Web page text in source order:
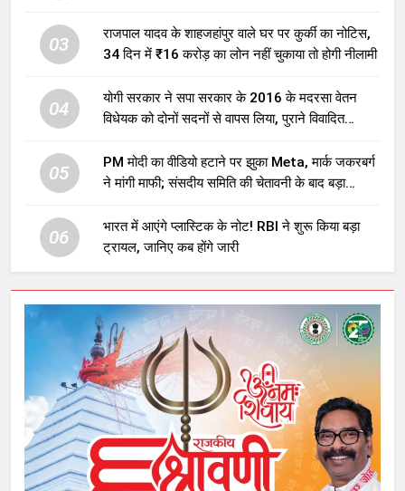
03
राजपाल यादव के शाहजहांपुर वाले घर पर कुर्की का नोटिस,
34 दिन में ₹16 करोड़ का लोन नहीं चुकाया तो होगी नीलामी
04
योगी सरकार ने सपा सरकार के 2016 के मदरसा वेतन
विधेयक को दोनों सदनों से वापस लिया, पुराने विवादित
05
PM मोदी का वीडियो हटाने पर झुका Meta, मार्क जकरबर्ग
ने मांगी माफी; संसदीय समिति की चेतावनी के बाद बड़ा
06
भारत में आएंगे प्लास्टिक के नोट! RBI ने शुरू किया बड़ा
ट्रायल, जानिए कब होंगे जारी